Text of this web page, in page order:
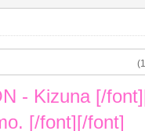
- Kizuna [/
[/font][/font]